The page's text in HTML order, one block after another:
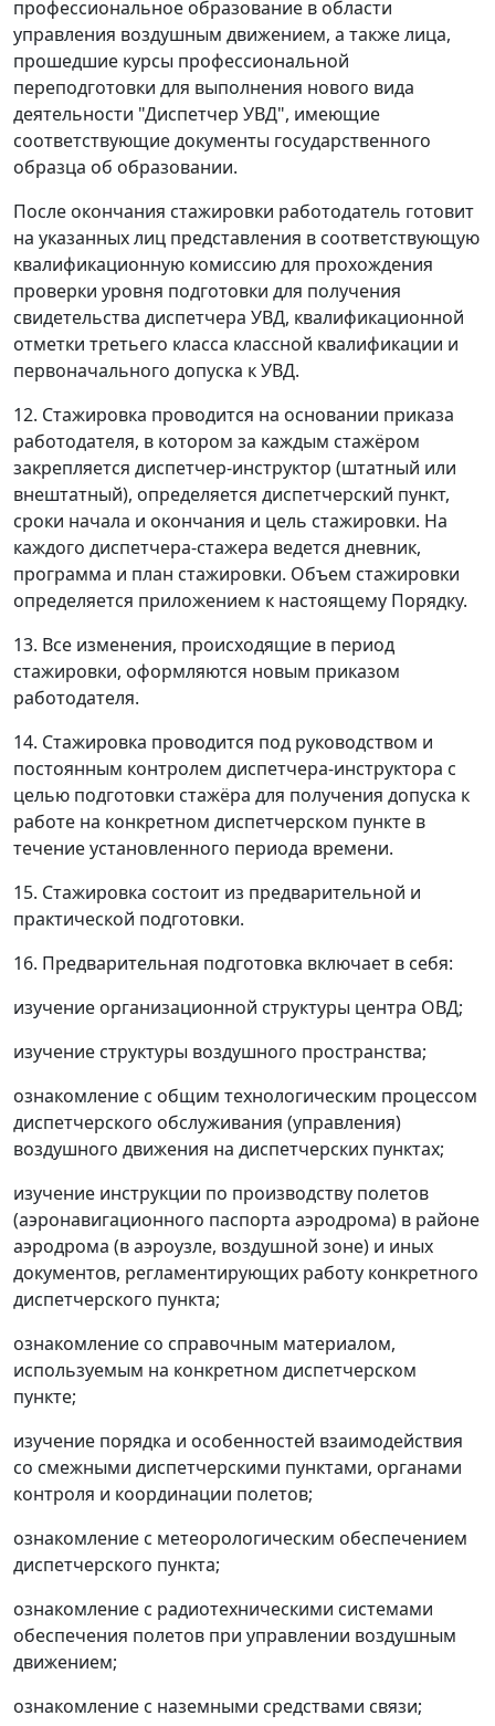
профессиональное образование в области
управления воздушным движением, а также лица,
прошедшие курсы профессиональной
переподготовки для выполнения нового вида
деятельности "Диспетчер УВД", имеющие
соответствующие документы государственного
образца об образовании.
После окончания стажировки работодатель готовит
на указанных лиц представления в соответствующую
квалификационную комиссию для прохождения
проверки уровня подготовки для получения
свидетельства диспетчера УВД, квалификационной
отметки третьего класса классной квалификации и
первоначального допуска к УВД.
12. Стажировка проводится на основании приказа
работодателя, в котором за каждым стажёром
закрепляется диспетчер-инструктор (штатный или
внештатный), определяется диспетчерский пункт,
сроки начала и окончания и цель стажировки. На
каждого диспетчера-стажера ведется дневник,
программа и план стажировки. Объем стажировки
определяется приложением к настоящему Порядку.
13. Все изменения, происходящие в период
стажировки, оформляются новым приказом
работодателя.
14. Стажировка проводится под руководством и
постоянным контролем диспетчера-инструктора с
целью подготовки стажёра для получения допуска к
работе на конкретном диспетчерском пункте в
течение установленного периода времени.
15. Стажировка состоит из предварительной и
практической подготовки.
16. Предварительная подготовка включает в себя:
изучение организационной структуры центра ОВД;
изучение структуры воздушного пространства;
ознакомление с общим технологическим процессом
диспетчерского обслуживания (управления)
воздушного движения на диспетчерских пунктах;
изучение инструкции по производству полетов
(аэронавигационного паспорта аэродрома) в районе
аэродрома (в аэроузле, воздушной зоне) и иных
документов, регламентирующих работу конкретного
диспетчерского пункта;
ознакомление со справочным материалом,
используемым на конкретном диспетчерском
пункте;
изучение порядка и особенностей взаимодействия
со смежными диспетчерскими пунктами, органами
контроля и координации полетов;
ознакомление с метеорологическим обеспечением
диспетчерского пункта;
ознакомление с радиотехническими системами
обеспечения полетов при управлении воздушным
движением;
ознакомление с наземными средствами связи;